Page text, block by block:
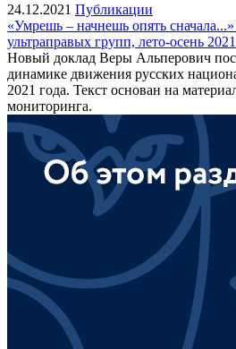
24.12.2021 Публикации
«Умрешь – начнешь опять
ультраправых групп, лето-осень
Новый доклад Веры Альперович
динамике движения русских
2021 года. Текст основан на
мониторинга.